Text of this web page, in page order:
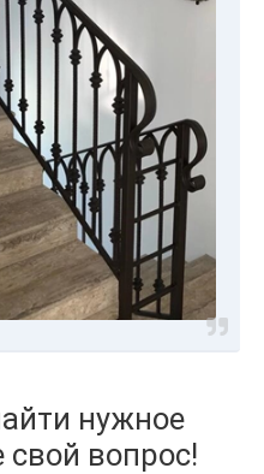
нужное
свой вопрос!